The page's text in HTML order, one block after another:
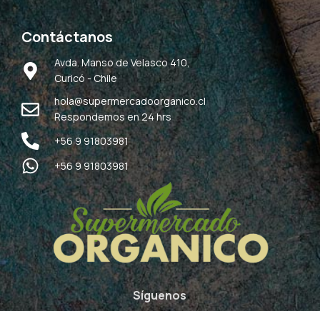
Contáctanos
Avda. Manso de Velasco 410,
Curicó - Chile
hola@supermercadoorganico.cl
Respondemos en 24 hrs
+56 9 91803981
+56 9 91803981
Síguenos